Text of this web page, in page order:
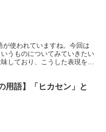
が使われていますね。今回は
うものについてみていきたい
しており、こうした表現を使
用語】「ヒカセン」と